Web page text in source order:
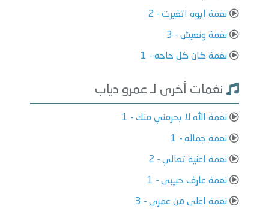
نغمة ايوه اتغيرت - 2
نغمة ونعيش - 3
نغمة كان كل حاجه - 1
نغمات أخرى لـ عمرو دياب
نغمة الله لا يحرمني منك - 1
نغمة جماله - 1
نغمة اغنية تعالي - 2
نغمة عارف حبيبي - 1
نغمة اغلى من عمري - 3